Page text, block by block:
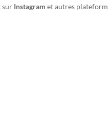
sur Instagram et autres